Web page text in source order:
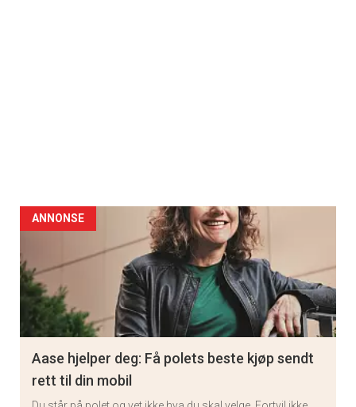
ANNONSE
Aase hjelper deg: Få polets beste kjøp sendt
rett til din mobil